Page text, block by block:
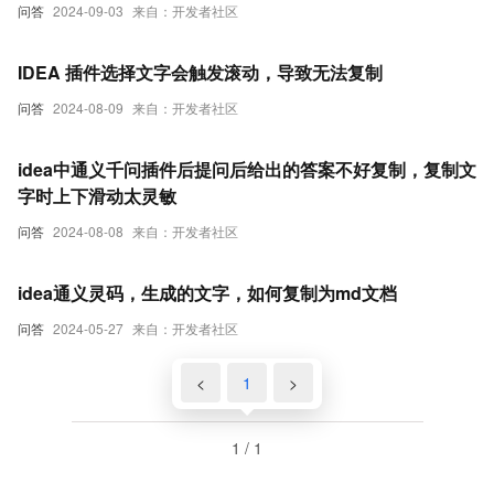
问答 2024-09-03 来自：开发者社区
问答 2024-08-09 来自：开发者社区
IDEA 插件选择文字会触发滚动，导致无法复制
问答 2024-08-08 来自：开发者社区
idea中通义千问插件后提问后给出的答案不好复制，复制文
字时上下滑动太灵敏
问答 2024-05-27 来自：开发者社区
idea通义灵码，生成的文字，如何复制为md文档
< 1 >
1 / 1